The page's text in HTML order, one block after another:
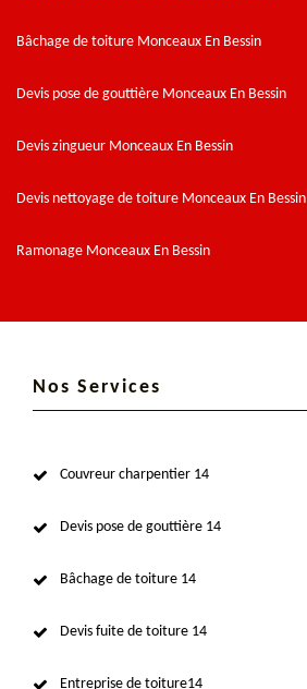
Bâchage de toiture Monceaux En Bessin
Devis pose de gouttière Monceaux En Bessin
Devis zingueur Monceaux En Bessin
Devis nettoyage de toiture Monceaux En Bessin
Ramonage Monceaux En Bessin
Nos Services
Couvreur charpentier 14
Devis pose de gouttière 14
Bâchage de toiture 14
Devis fuite de toiture 14
Entreprise de toiture14